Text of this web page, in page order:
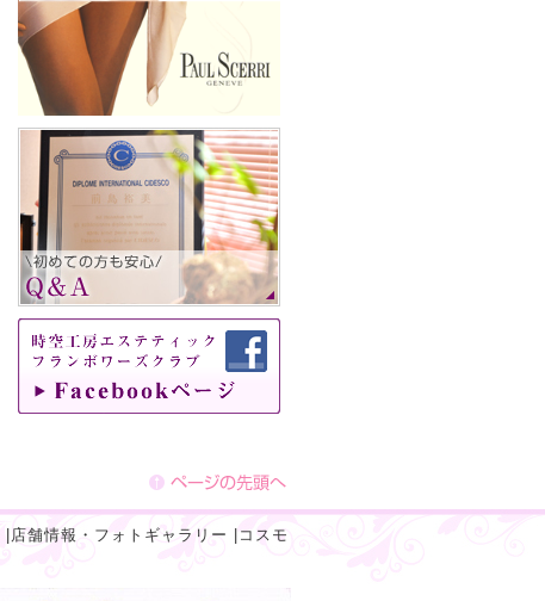
店舗情報・フォトギャラリー
コスモ